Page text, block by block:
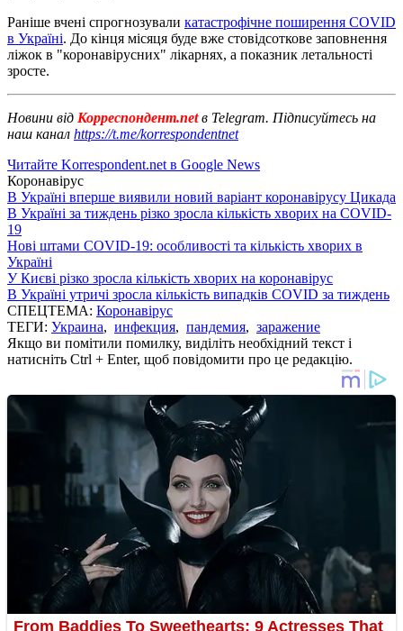
Раніше вчені спрогнозували катастрофічне поширення COVID
в Україні. До кінця місяця буде вже стовідсоткове заповнення
ліжок в "коронавірусних" лікарнях, а показник летальності
зросте.
Новини від Корреспондент.netв Telegram. Підписуйтесь на
наш канал https://t.me/korrespondentnet
Читайте Korrespondent.net в Google News
Коронавірус
В Україні вперше виявили новий варіант коронавірусу Цикада
В Україні за тиждень різко зросла кількість хворих на COVID-
19
Нові штами COVID-19: особливості та кількість хворих в
Україні
У Києві різко зросла кількість хворих на коронавірус
В Україні утричі зросла кількість випадків COVID за тиждень
СПЕЦТЕМА: Коронавірус
ТЕГИ: Украина, инфекция, пандемия, заражение
Якщо ви помітили помилку, виділіть необхідний текст і
натисніть Ctrl + Enter, щоб повідомити про це редакцію.